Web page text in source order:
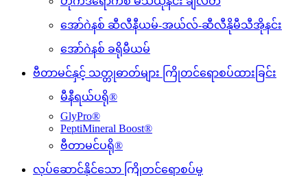
အော်ဂဲနစ် ဆီလီနီယမ်-အယ်လ်-ဆီလီနိုမီသီအိုနင်း
အော်ဂဲနစ် ခရိုမီယမ်
ဗီတာမင်နှင့် သတ္တုဓာတ်များ ကြိုတင်ရောစပ်ထားခြင်း
မီနီရယ်ပရို®
GlyPro®
PeptiMineral Boost®
ဗီတာမင်ပရို®
လုပ်ဆောင်နိုင်သော ကြိုတင်ရောစပ်မှု